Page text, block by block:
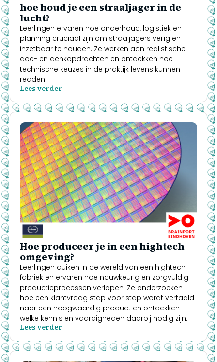
hoe houd je een straaljager in de
lucht?
Leerlingen ervaren hoe onderhoud, logistiek en
planning cruciaal zijn om straaljagers veilig en
inzetbaar te houden. Ze werken aan realistische
doe- en denkopdrachten en ontdekken hoe
technische keuzes in de praktijk levens kunnen
redden.
Lees verder
Hoe produceer je in een hightech
omgeving?
Leerlingen duiken in de wereld van een hightech
fabriek en ervaren hoe nauwkeurig en zorgvuldig
productieprocessen verlopen. Ze onderzoeken
hoe een klantvraag stap voor stap wordt vertaald
naar een hoogwaardig product en ontdekken
welke kennis en vaardigheden daarbij nodig zijn.
Lees verder